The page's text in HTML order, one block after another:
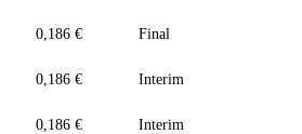
0,186 € Final
0,186 € Interim
0,186 € Interim